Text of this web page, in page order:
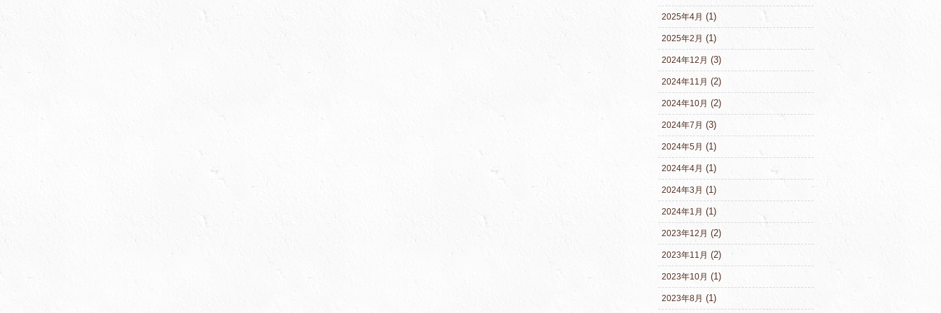
2025年4月 (1)
2025年2月 (1)
2024年12月 (3)
2024年11月 (2)
2024年10月 (2)
2024年7月 (3)
2024年5月 (1)
2024年4月 (1)
2024年3月 (1)
2024年1月 (1)
2023年12月 (2)
2023年11月 (2)
2023年10月 (1)
2023年8月 (1)